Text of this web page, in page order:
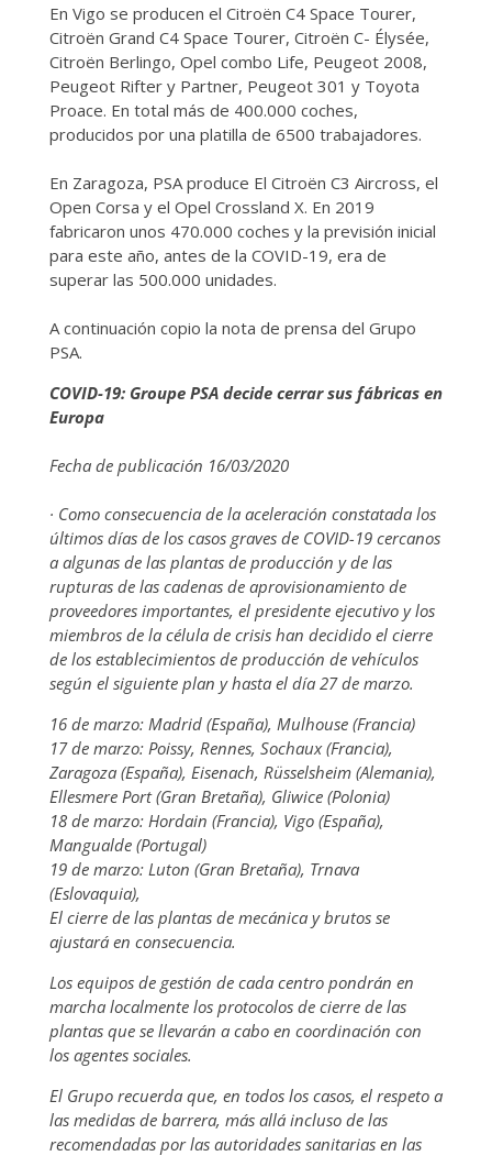
En Vigo se producen el Citroën C4 Space Tourer,
Citroën Grand C4 Space Tourer, Citroën C- Élysée,
Citroën Berlingo, Opel combo Life, Peugeot 2008,
Peugeot Rifter y Partner, Peugeot 301 y Toyota
Proace. En total más de 400.000 coches,
producidos por una platilla de 6500 trabajadores.
En Zaragoza, PSA produce El Citroën C3 Aircross, el
Open Corsa y el Opel Crossland X. En 2019
fabricaron unos 470.000 coches y la previsión inicial
para este año, antes de la COVID-19, era de
superar las 500.000 unidades.
A continuación copio la nota de prensa del Grupo
PSA.
COVID-19: Groupe PSA decide cerrar sus fábricas en
Europa
Fecha de publicación 16/03/2020
· Como consecuencia de la aceleración constatada los
últimos días de los casos graves de COVID-19 cercanos
a algunas de las plantas de producción y de las
rupturas de las cadenas de aprovisionamiento de
proveedores importantes, el presidente ejecutivo y los
miembros de la célula de crisis han decidido el cierre
de los establecimientos de producción de vehículos
según el siguiente plan y hasta el día 27 de marzo.
16 de marzo: Madrid (España), Mulhouse (Francia)
17 de marzo: Poissy, Rennes, Sochaux (Francia),
Zaragoza (España), Eisenach, Rüsselsheim (Alemania),
Ellesmere Port (Gran Bretaña), Gliwice (Polonia)
18 de marzo: Hordain (Francia), Vigo (España),
Mangualde (Portugal)
19 de marzo: Luton (Gran Bretaña), Trnava
(Eslovaquia),
El cierre de las plantas de mecánica y brutos se
ajustará en consecuencia.
Los equipos de gestión de cada centro pondrán en
marcha localmente los protocolos de cierre de las
plantas que se llevarán a cabo en coordinación con
los agentes sociales.
El Grupo recuerda que, en todos los casos, el respeto a
las medidas de barrera, más allá incluso de las
recomendadas por las autoridades sanitarias en las